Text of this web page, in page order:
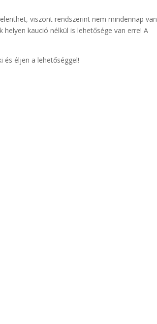
viszont rendszerint nem mindennap van
helyen kaució nélkül is lehetősége van erre! A
és éljen a lehetőséggel!